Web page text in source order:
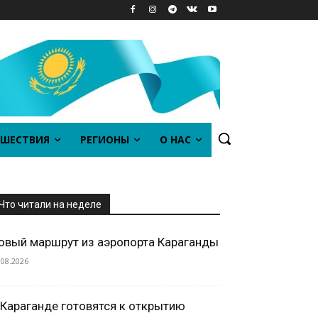
РЕГИОНЫ О НАС
читали на неделе
маршрут из аэропорта Караганды
готовятся к открытию